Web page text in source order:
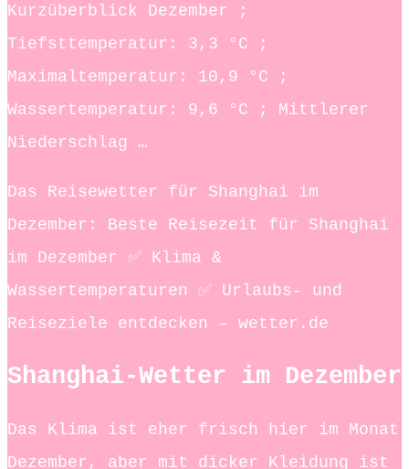
Kurzüberblick Dezember ;
Tiefsttemperatur: 3,3 °C ;
Maximaltemperatur: 10,9 °C ;
Wassertemperatur: 9,6 °C ; Mittlerer
Niederschlag …
Das Reisewetter für Shanghai im
Dezember: Beste Reisezeit für Shanghai
im Dezember ✅ Klima &
Wassertemperaturen ✅ Urlaubs- und
Reiseziele entdecken – wetter.de
Shanghai-Wetter im Dezember
Das Klima ist eher frisch hier im Monat
Dezember, aber mit dicker Kleidung ist